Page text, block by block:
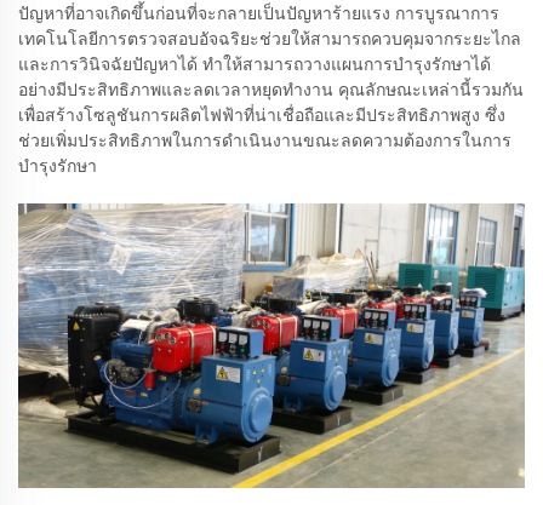
ปัญหาที่อาจเกิดขึ้นก่อนที่จะกลายเป็นปัญหาร้ายแรง การบูรณาการ
เทคโนโลยีการตรวจสอบอัจฉริยะช่วยให้สามารถควบคุมจากระยะไกล
และการวินิจฉัยปัญหาได้ ทำให้สามารถวางแผนการบำรุงรักษาได้
อย่างมีประสิทธิภาพและลดเวลาหยุดทำงาน คุณลักษณะเหล่านี้รวมกัน
เพื่อสร้างโซลูชันการผลิตไฟฟ้าที่น่าเชื่อถือและมีประสิทธิภาพสูง ซึ่ง
ช่วยเพิ่มประสิทธิภาพในการดำเนินงานขณะลดความต้องการในการ
บำรุงรักษา